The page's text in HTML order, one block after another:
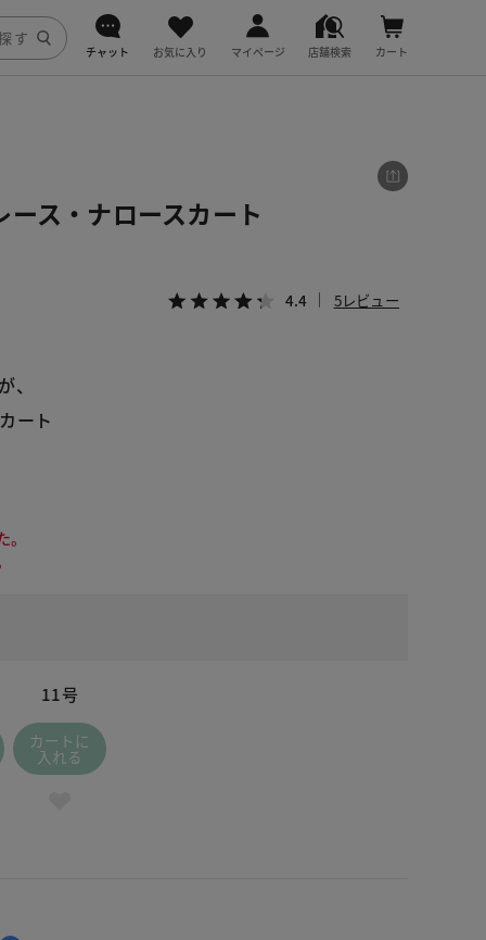
チャット お気に入り マイページ 店舗検索 カート
ス・ナロースカート
4.4 5レビュー
、
ート
11号
カートに
入れる